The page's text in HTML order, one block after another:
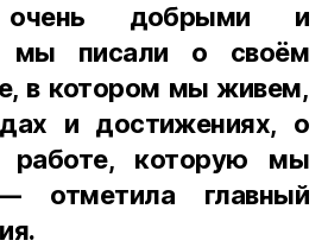
очень добрыми и
мы писали о своём
в котором мы живем,
и достижениях, о
работе, которую мы
отметила главный